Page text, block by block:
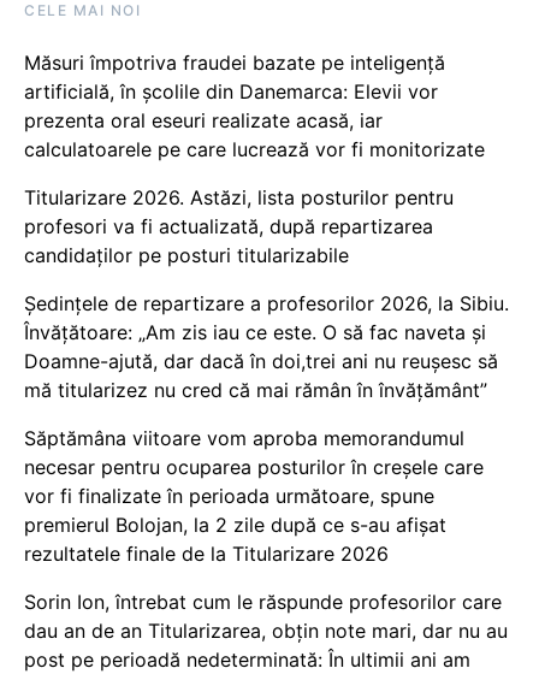
CELE MAI NOI
Măsuri împotriva fraudei bazate pe inteligență
artificială, în școlile din Danemarca: Elevii vor
prezenta oral eseuri realizate acasă, iar
calculatoarele pe care lucrează vor fi monitorizate
Titularizare 2026. Astăzi, lista posturilor pentru
profesori va fi actualizată, după repartizarea
candidaților pe posturi titularizabile
Ședințele de repartizare a profesorilor 2026, la Sibiu.
Învățătoare: „Am zis iau ce este. O să fac naveta și
Doamne-ajută, dar dacă în doi,trei ani nu reușesc să
mă titularizez nu cred că mai rămân în învățământ”
Săptămâna viitoare vom aproba memorandumul
necesar pentru ocuparea posturilor în creșele care
vor fi finalizate în perioada următoare, spune
premierul Bolojan, la 2 zile după ce s-au afișat
rezultatele finale de la Titularizare 2026
Sorin Ion, întrebat cum le răspunde profesorilor care
dau an de an Titularizarea, obțin note mari, dar nu au
post pe perioadă nedeterminată: În ultimii ani am